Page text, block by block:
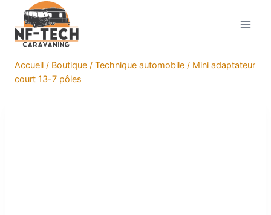
contenu
Accueil / Boutique / Technique automobile / Mini adaptateur
court 13-7 pôles